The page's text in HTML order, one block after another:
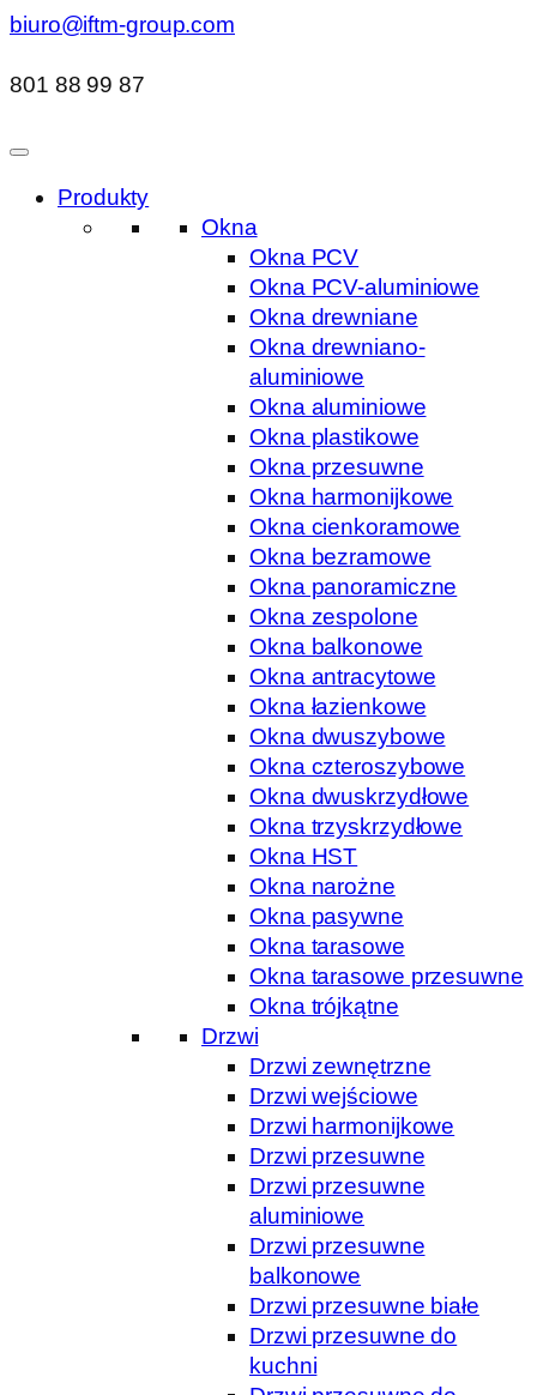
biuro@iftm-group.com
801 88 99 87
Produkty
Okna
Okna PCV
Okna PCV-aluminiowe
Okna drewniane
Okna drewniano-
aluminiowe
Okna aluminiowe
Okna plastikowe
Okna przesuwne
Okna harmonijkowe
Okna cienkoramowe
Okna bezramowe
Okna panoramiczne
Okna zespolone
Okna balkonowe
Okna antracytowe
Okna łazienkowe
Okna dwuszybowe
Okna czteroszybowe
Okna dwuskrzydłowe
Okna trzyskrzydłowe
Okna HST
Okna narożne
Okna pasywne
Okna tarasowe
Okna tarasowe przesuwne
Okna trójkątne
Drzwi
Drzwi zewnętrzne
Drzwi wejściowe
Drzwi harmonijkowe
Drzwi przesuwne
Drzwi przesuwne
aluminiowe
Drzwi przesuwne
balkonowe
Drzwi przesuwne białe
Drzwi przesuwne do
kuchni